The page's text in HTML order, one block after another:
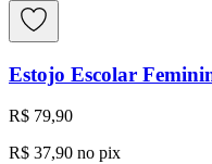
Estojo Escolar
R$ 79,90
R$ 37,90 no pix